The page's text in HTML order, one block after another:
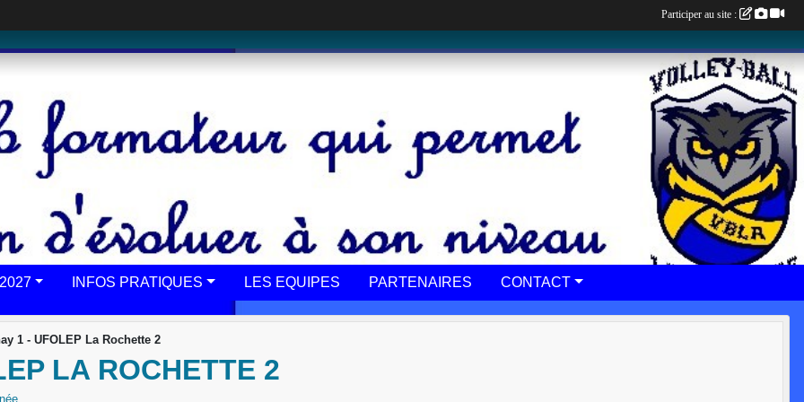
INFOS PRATIQUES LES EQUIPES PARTENAIRES CONTACT
1 - UFOLEP La Rochette 2
LA ROCHETTE 2
Participer au site :